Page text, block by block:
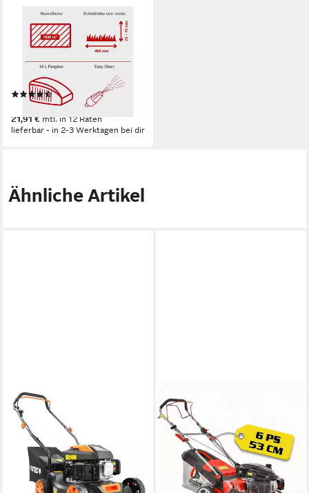
SCHEPPACH
Benzinrasenmäher MP150-46
2.5 - 7.5 cm Schnitthöhe
Größe Auffangbehälter
(2)
239,90 €
21,91 € mtl. in 12 Raten
lieferbar - in 2-3 Werktagen bei dir
Ähnliche Artikel